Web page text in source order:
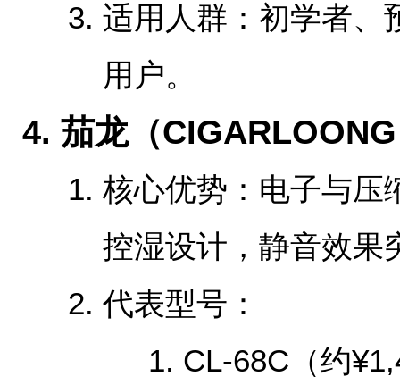
适用人群‌：初学者、
用户。
‌4. 茄龙（
核心优势‌：电子与压
控湿设计，静音效果
‌代表型号‌：
CL-68C（约